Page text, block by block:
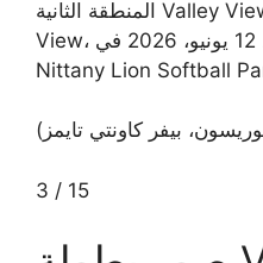
المنطقة الثانية Valley View وWPIAL رقم 2 Valley
View، الجمعة، 12 يونيو، 2026 في Beard Field في
3 / 15